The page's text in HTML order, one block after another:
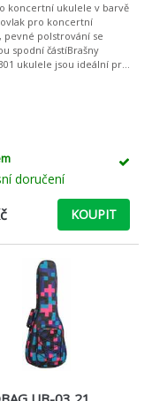
koncertní ukulele v barvě
pro koncertní
pevné polstrování se
spodní částíBrašny
ukulele jsou ideální pro
doručení
KOUPIT